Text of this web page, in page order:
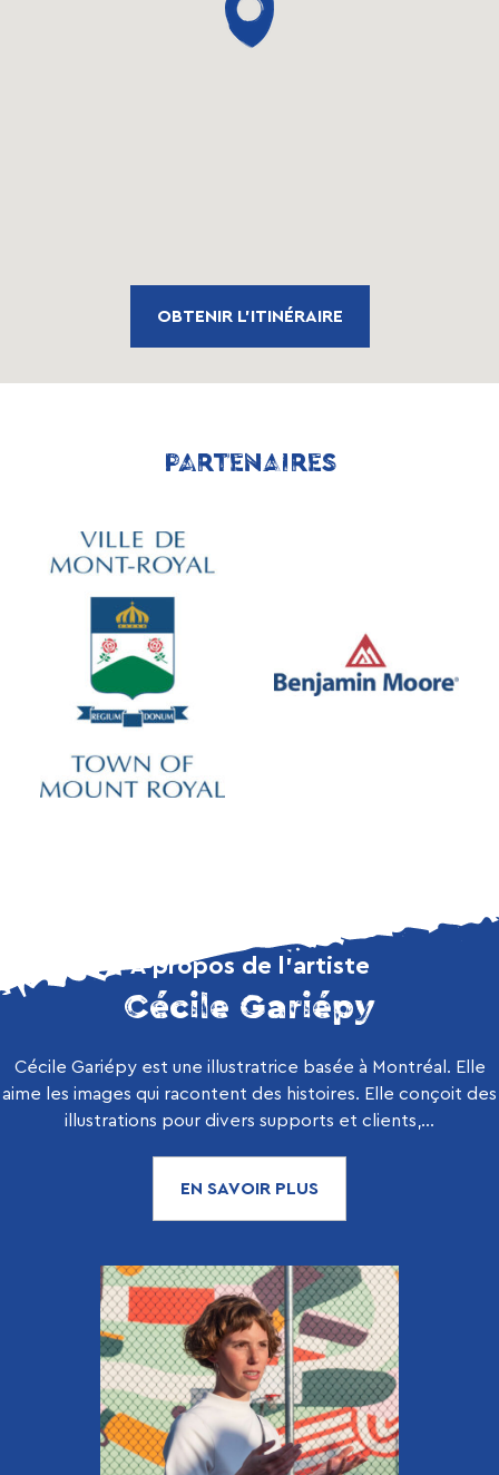
OBTENIR L'ITINÉRAIRE
PARTENAIRES
À propos de l’artiste
Cécile Gariépy
Cécile Gariépy est une illustratrice basée à Montréal. Elle
aime les images qui racontent des histoires. Elle conçoit des
illustrations pour divers supports et clients,...
EN SAVOIR PLUS